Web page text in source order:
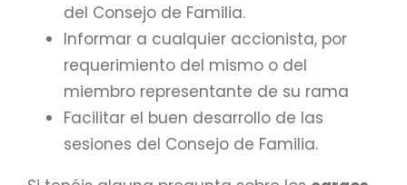
del Consejo de Familia.
Informar a cualquier accionista, por
requerimiento del mismo o del
miembro representante de su rama
Facilitar el buen desarrollo de las
sesiones del Consejo de Familia.